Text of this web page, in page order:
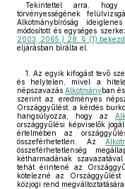
Tekintettel arra,
törvényességének
Alkotmánybíróság
módosított és egységes
2003, 2065.) 28. § (1)
eljárásban bírálta el.
1. Az egyik kifogást tevő
és helytelen, mivel a
népszavazásAlkotmányban
szerint az eredményes
Országgyűlést, a kérdés
hangsúlyozza, hogy az
országgyűlési képviselők
értelmében az
összeférhetetlen. Az
összeférhetetlenség
kétharmadának
tehát érintené az
kötelezné az
közjogi rend